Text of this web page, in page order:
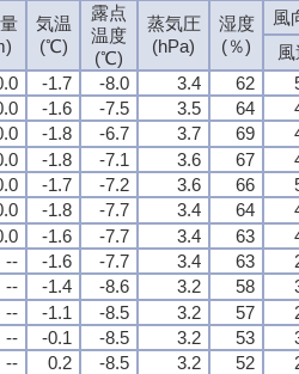
気温
(℃)
露点
温度
(℃)
蒸気圧
(hPa)
湿度
(％)
風
-1.7 -8.0 3.4 62
-1.6 -7.5 3.5 64
-1.8 -6.7 3.7 69
-1.8 -7.1 3.6 67
-1.7 -7.2 3.6 66
-1.8 -7.7 3.4 64
-1.6 -7.7 3.4 63
-- -1.6 -7.7 3.4 63
-- -1.4 -8.6 3.2 58
-- -1.1 -8.5 3.2 57
-- -0.1 -8.5 3.2 53
-- 0.2 -8.5 3.2 52